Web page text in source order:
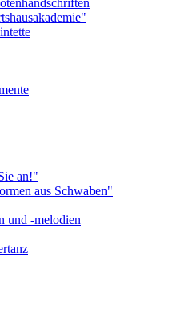
an!"
aus Schwaben"
und -melodien